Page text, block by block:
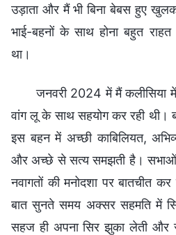
उड़ाता और मैं भी बिना बेबस हुए
भाई-बहनों के साथ होना बहुत
था।
जनवरी 2024 में मैं कलीसिया
वांग लू के साथ सहयोग कर रही थी।
इस बहन में अच्छी काबिलियत,
और अच्छे से सत्य समझती है। सभाओं
नवागतों की मनोदशा पर बातचीत
बात सुनते समय अक्सर सहमति में
सहज ही अपना सिर झुका लेती और